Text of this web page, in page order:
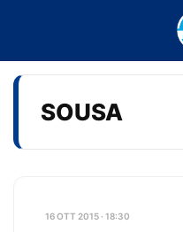
SOUSA
16 OTT 2015 · 18:30